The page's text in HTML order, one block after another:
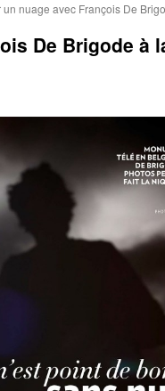
un nuage avec François De
De Brigode à